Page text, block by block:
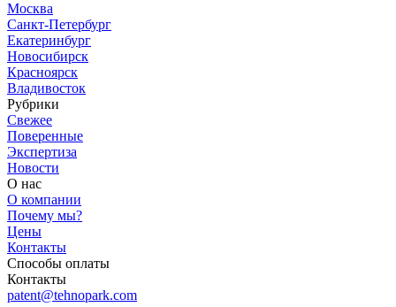
Москва
Санкт-Петербург
Екатеринбург
Новосибирск
Красноярск
Владивосток
Рубрики
Свежее
Поверенные
Экспертиза
Новости
О нас
О компании
Почему мы?
Цены
Контакты
Способы оплаты
Контакты
patent@tehnopark.com